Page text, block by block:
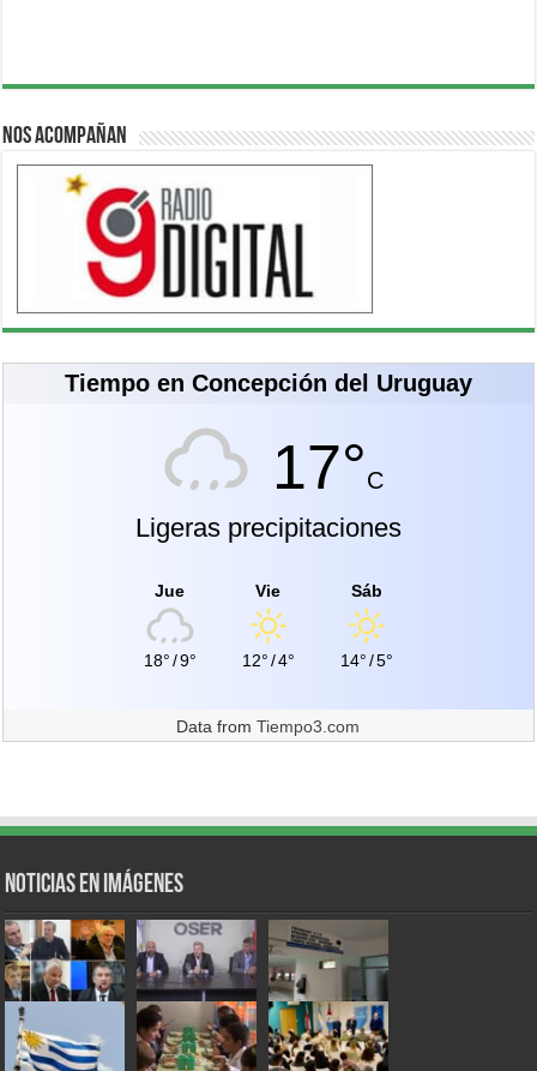
Nos acompañan
Tiempo en Concepción del Uruguay
17°C
Ligeras precipitaciones
Jue
18°/9°
Vie
12°/4°
Sáb
14°/5°
Data fromTiempo3.com
Noticias en Imágenes